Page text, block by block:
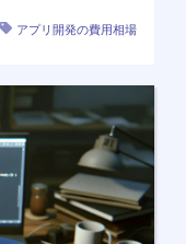
アプリ開発の費用相場